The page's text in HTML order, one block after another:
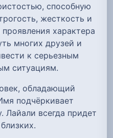
способную
жесткость и
характера
многих друзей и
к серьезным
ситуациям.
обладающий
подчёркивает
Лайали всегда придет